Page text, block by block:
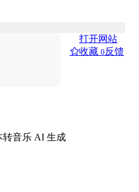
转音乐 AI 生成
打开网站
收藏 0 反馈